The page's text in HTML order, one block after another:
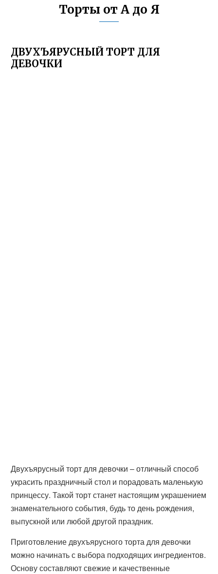
Торты от А до Я
ДВУХЪЯРУСНЫЙ ТОРТ ДЛЯ
ДЕВОЧКИ
Двухъярусный торт для девочки – отличный способ
украсить праздничный стол и порадовать маленькую
принцессу. Такой торт станет настоящим украшением
знаменательного события, будь то день рождения,
выпускной или любой другой праздник.
Приготовление двухъярусного торта для девочки
можно начинать с выбора подходящих ингредиентов.
Основу составляют свежие и качественные